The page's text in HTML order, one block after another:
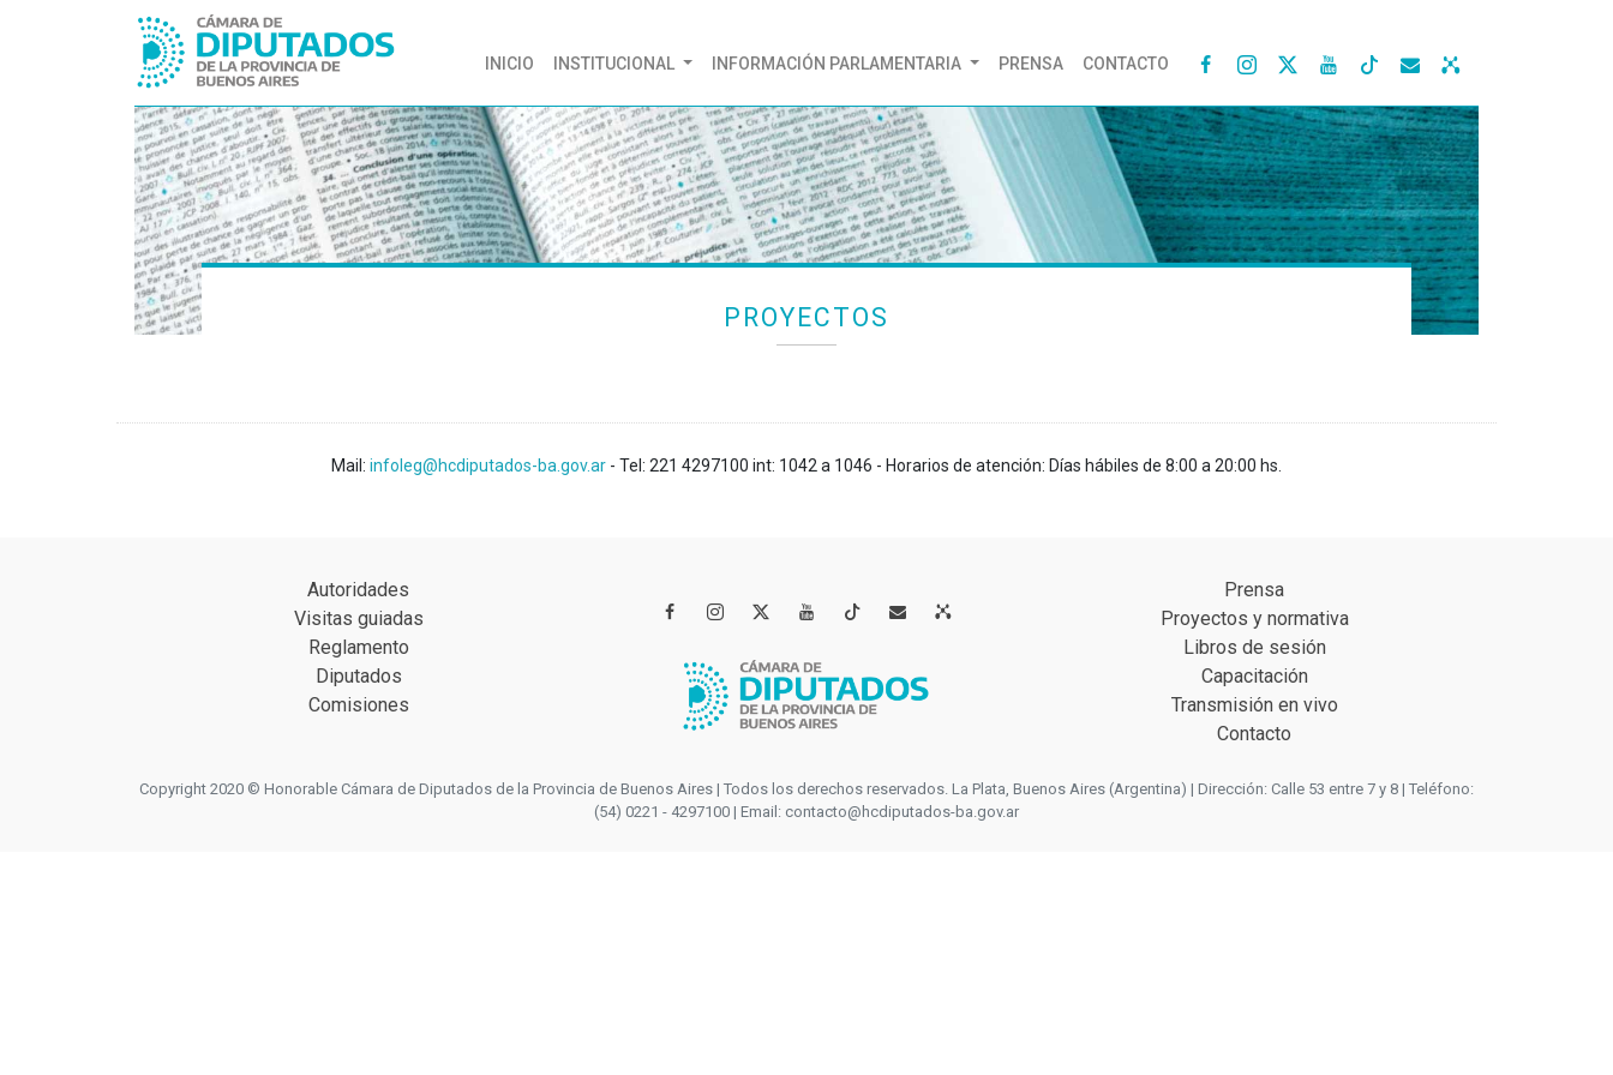
INICIO (CURRENT)
INSTITUCIONAL INFORMACIÓN PARLAMENTARIA PRENSA CONTACTO    
PROYECTOS
Mail: infoleg@hcdiputados-ba.gov.ar - Tel: 221 4297100 int: 1042 a 1046 - Horarios de atención: Días hábiles de 8:00 a 20:00 hs.
Autoridades
Visitas guiadas
Reglamento
Diputados
Comisiones
   
Prensa
Proyectos y normativa
Libros de sesión
Capacitación
Transmisión en vivo
Contacto
Copyright 2020 © Honorable Cámara de Diputados de la Provincia de Buenos Aires | Todos los derechos reservados. La Plata, Buenos Aires (Argentina) | Dirección: Calle 53 entre 7 y 8 | Teléfono:
(54) 0221 - 4297100 | Email: contacto@hcdiputados-ba.gov.ar